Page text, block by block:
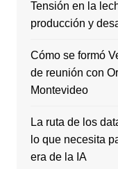
Tensión en la
producción y
Cómo se formó
de reunión con
Montevideo
La ruta de los
lo que necesita
era de la IA